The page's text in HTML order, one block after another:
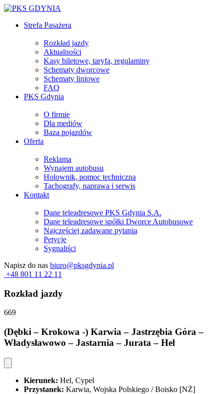
Strefa Pasażera
Rozkład jazdy
Aktualności
Kasy biletowe, taryfa, regulaminy
Schematy dworcowe
Schematy liniowe
FAQ
PKS Gdynia
O firmie
Dla mediów
Baza pojazdów
Oferta
Reklama
Wynajem autobusu
Holownik, pomoc techniczna
Tachografy, naprawa i serwis
Kontakt
Dane teleadresowe PKS Gdynia S.A.
Dane teleadresowe spółki Dworce Autobusowe
Najczęściej zadawane pytania
Petycje
Sygnaliści
Napisz do nas biuro@pksgdynia.pl
+48 801 11 22 11
Rozkład jazdy
669
(Dębki – Krokowa -) Karwia – Jastrzębia Góra –
Władysławowo – Jastarnia – Jurata – Hel
Kierunek: Hel, Cypel
Przystanek: Karwia, Wojska Polskiego / Boisko [NŻ]